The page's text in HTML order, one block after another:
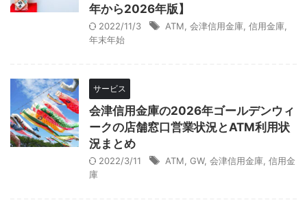
年から2026年版】
2022/11/3 ATM 会津信用金庫 信用金庫
年末年始
サービス
会津信用金庫の2026年ゴールデンウィ
ークの店舗窓口営業状況とATM利用状
況まとめ
2022/3/11 ATM GW, 会津信用金庫 信用金
庫